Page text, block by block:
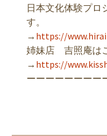
日本文化体験プロ
す。
→ https://
姉妹店 吉照庵は
→ https://
ーーーーーーーー